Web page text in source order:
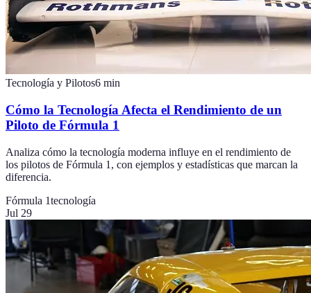
Tecnología y Pilotos6 min
Cómo la Tecnología Afecta el Rendimiento de un
Piloto de Fórmula 1
Analiza cómo la tecnología moderna influye en el rendimiento de
los pilotos de Fórmula 1, con ejemplos y estadísticas que marcan la
diferencia.
Fórmula 1tecnología
Jul 29